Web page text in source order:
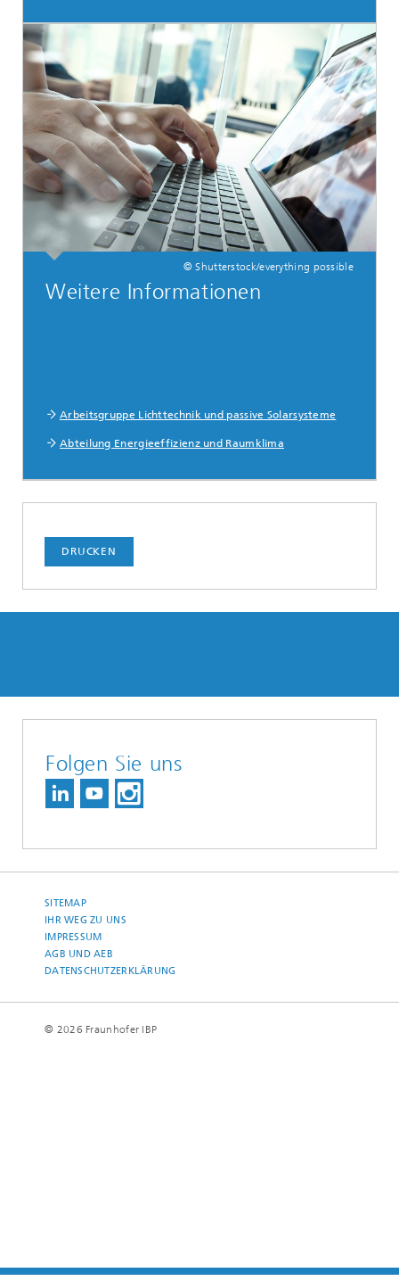
© Shutterstock/everything possible
Weitere Informationen
Arbeitsgruppe Lichttechnik und passive Solarsysteme
Abteilung Energieeffizienz und Raumklima
DRUCKEN
Folgen Sie uns
SITEMAP
IHR WEG ZU UNS
IMPRESSUM
AGB UND AEB
DATENSCHUTZERKLÄRUNG
© 2026 Fraunhofer IBP